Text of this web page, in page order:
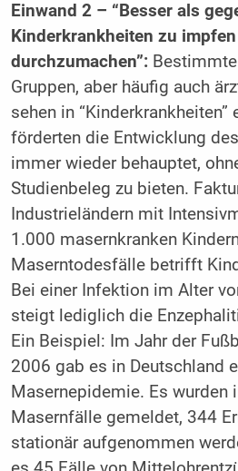
Einwand 2 – “Besser als
Kinderkrankheiten zu
durchzumachen”:Bestimmte
Gruppen, aber häufig auch
sehen in “Kinderkrankheiten”
förderten die Entwicklung
immer wieder behauptet,
Studienbeleg zu bieten.
Industrieländern mit
1.000 masernkranken
Maserntodesfälle betrifft
Bei einer Infektion im Alter
steigt lediglich die
Ein Beispiel: Im Jahr der
2006 gab es in Deutschland
Masernepidemie. Es wurden
Masernfälle gemeldet, 344
stationär aufgenommen